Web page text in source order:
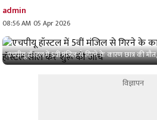
admin
08:56 AM 05 Apr 2026
एचपीयू हॉस्टल में 5वीं मंजिल से गिरने के कारण छात्र की
विज्ञापन